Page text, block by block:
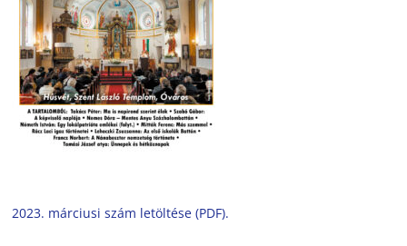
2023. márciusi szám letöltése (PDF).